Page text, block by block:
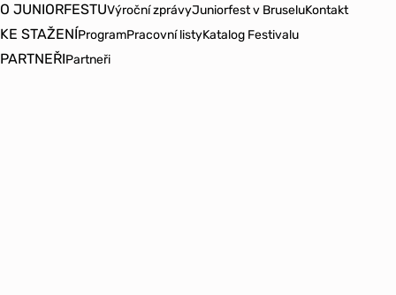
O JUNIORFESTUVýroční zprávyJuniorfest v BruseluKontakt
KE STAŽENÍProgramPracovní listyKatalog Festivalu
PARTNEŘIPartneři